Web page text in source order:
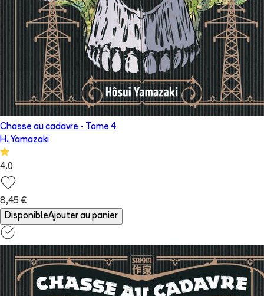
Chasse au cadavre - Tome 4
H. Yamazaki
4.0
8,45 €
DisponibleAjouter au panier